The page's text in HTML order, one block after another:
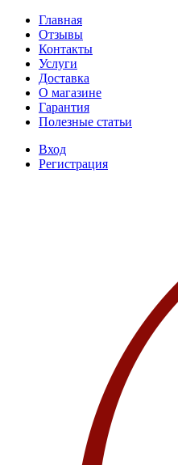
Главная
Отзывы
Контакты
Услуги
Доставка
О магазине
Гарантия
Полезные статьи
Вход
Регистрация